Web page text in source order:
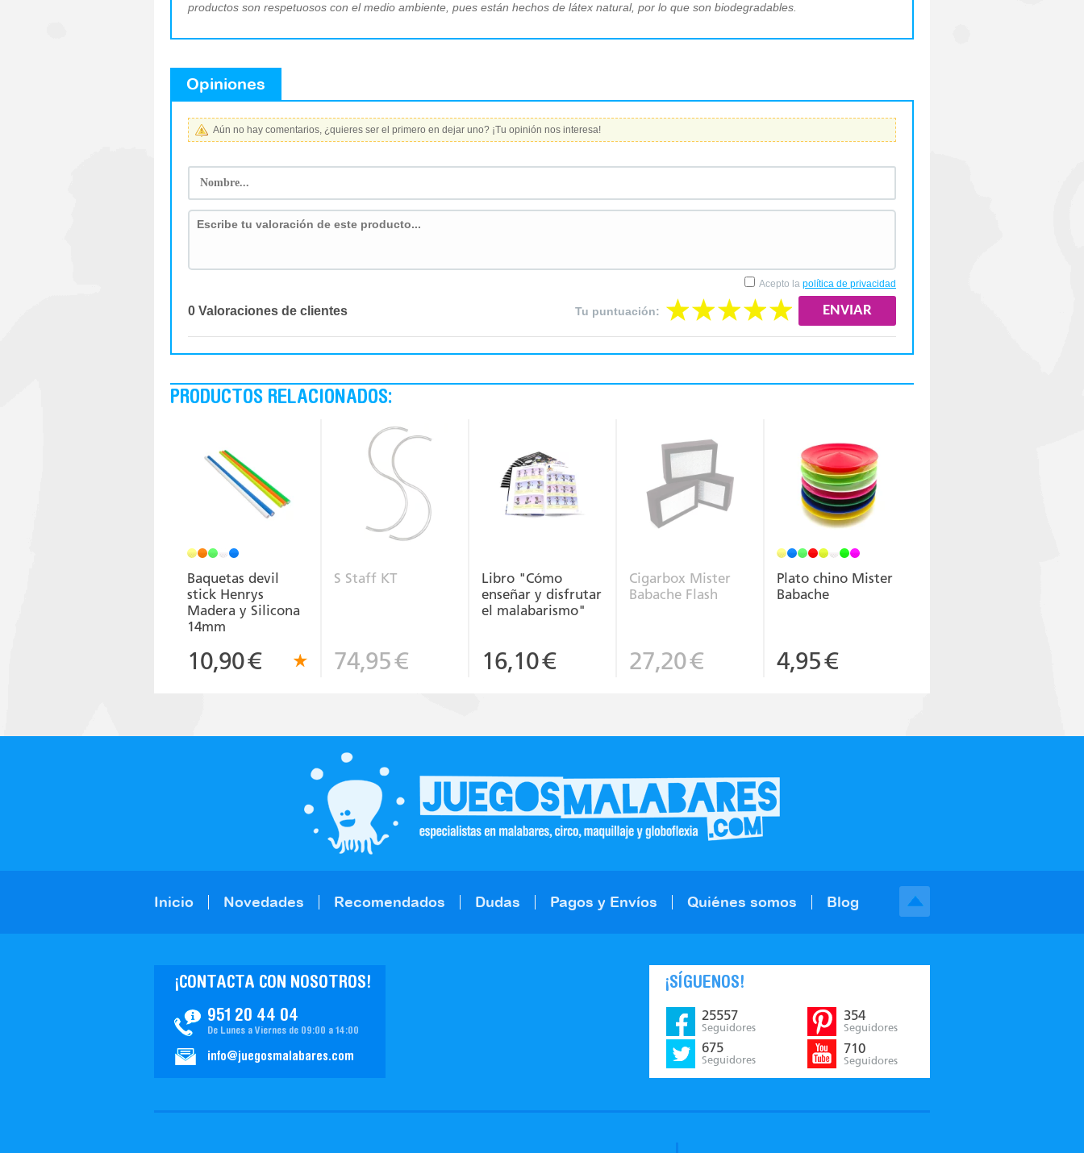
productos son respetuosos con el medio ambiente, pues están hechos de látex natural, por lo que son biodegradables.
Opiniones
Aún no hay comentarios, ¿quieres ser el primero en dejar uno? ¡Tu opinión nos interesa!
0 Valoraciones de clientes Tu puntuación:
Acepto la política de privacidad
PRODUCTOS RELACIONADOS:
Baquetas devil
stick Henrys
Madera y Silicona
14mm
10,90€
S Staff KT
74,95€
Libro "Cómo
enseñar y disfrutar
el malabarismo"
16,10€
Cigarbox Mister
Babache Flash
27,20€
Plato chino Mister
Babache
4,95€
Inicio Novedades Recomendados Dudas Pagos y Envíos Quiénes somos Blog
951 20 44 04
¡CONTACTA CON NOSOTROS!
De Lunes a Viernes de 09:00 a 14:00
info@juegosmalabares.com
¡SÍGUENOS!
25557
Seguidores
675
Seguidores
354
Seguidores
710
Seguidores